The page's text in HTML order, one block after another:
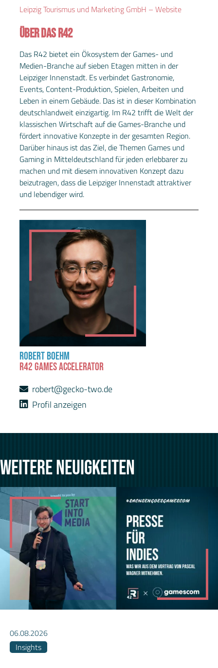
Leipzig Tourismus und Marketing GmbH – Website
ÜBER DAS R42
Das R42 bietet ein Ökosystem der Games- und
Medien-Branche auf sieben Etagen mitten in der
Leipziger Innenstadt. Es verbindet Gastronomie,
Events, Content-Produktion, Spielen, Arbeiten und
Leben in einem Gebäude. Das ist in dieser Kombination
deutschlandweit einzigartig. Im R42 trifft die Welt der
klassischen Wirtschaft auf die Games-Branche und
fördert innovative Konzepte in der gesamten Region.
Darüber hinaus ist das Ziel, die Themen Games und
Gaming in Mitteldeutschland für jeden erlebbarer zu
machen und mit diesem innovativen Konzept dazu
beizutragen, dass die Leipziger Innenstadt attraktiver
und lebendiger wird.
ROBERT BOEHM
R42 GAMES ACCELERATOR
robert@gecko-two.de
Profil anzeigen
WEITERE NEUIGKEITEN
06.08.2026
Insights